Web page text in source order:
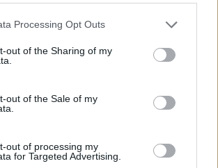
this website/app uses one or more Google
visit or usage behaviour. You may click to
to Google and its third-party tags to
below specified purposes in below Google
Processing Opt Outs
out of the Sharing of my
out of the Sale of my
out of processing my
for Targeted Advertising.
javítottak, helikoptereket is
a jövő hét elejéig garantált...